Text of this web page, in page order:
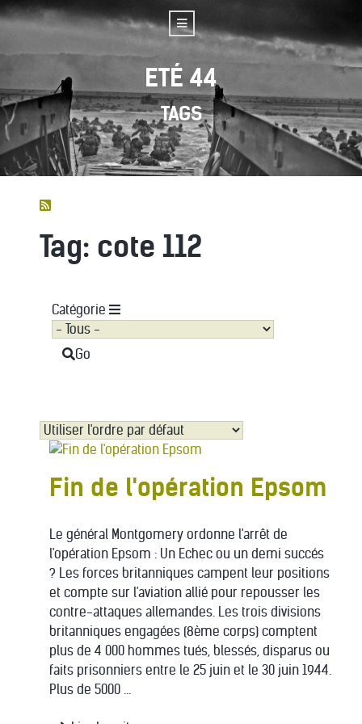
ETÉ 44
TAGS
Tag: cote 112
Catégorie
Go
Fin de l'opération Epsom
Le général Montgomery ordonne l'arrêt de
l'opération Epsom : Un Echec ou un demi succés
? Les forces britanniques campent leur positions
et compte sur l'aviation allié pour repousser les
contre-attaques allemandes. Les trois divisions
britanniques engagées (8ème corps) comptent
plus de 4 000 hommes tués, blessés, disparus ou
faits prisonniers entre le 25 juin et le 30 juin 1944.
Plus de 5000 ...